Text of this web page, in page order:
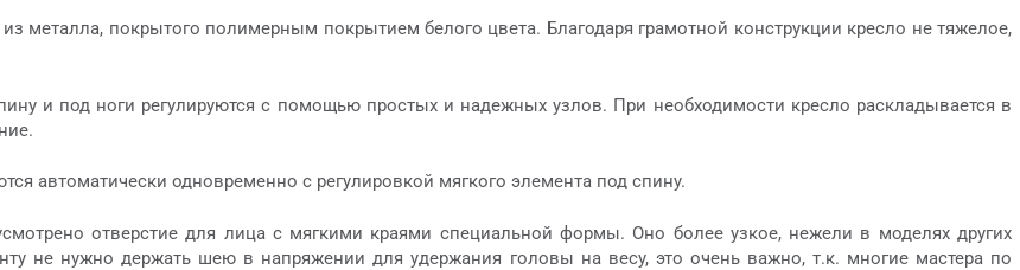
металла, покрытого полимерным покрытием белого цвета. Благодаря грамотной конструкции кресло не тяжелое,
и под ноги регулируются с помощью простых и надежных узлов. При необходимости кресло раскладывается в
автоматически одновременно с регулировкой мягкого элемента под спину.
отверстие для лица с мягкими краями специальной формы. Оно более узкое, нежели в моделях других
не нужно держать шею в напряжении для удержания головы на весу, это очень важно, т.к. многие мастера по